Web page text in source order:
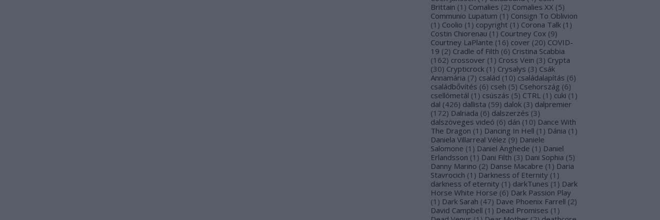
Brittain (1 ) Comalies (2) Comalies XX (5)
Communio Lupatum (1 ) Consign To Oblivion
(1 ) Coolio (1 ) copyright (1 ) Corona Talk (1 )
Costin Chiorenau (1 ) Courtney Cox (9)
Courtney LaPlante (16) cover (20) COVID-
19 (2) Cradle of Filth (6) Cristina Scabbia
(162) crossover (1 ) Cross Vein (3) Crypta
(30) Crypticrock (1 ) Crysalys (3) Csák
Annamária (7) család (10) családalapítás (6)
családbővítés (6) cseh (5) Csehország (6)
csellómetál (1 ) csúszás (5) CTRL (1 ) cuki (1 )
dal (426) dallista (59) dalok (3) dalpremier
(172) Dalriada (6) dalszerzés (3)
dalszöveges videó (6) dán (10) Dance With
The Dragon (1 ) Dancing In Hell (1 ) Dánia (1 )
Daniela Villarreal Vélez (9) Daniele
Salomone (1 ) Daniel Änghede (1 ) Daniel
Erlandsson (1 ) Dani Filth (3) Dani Sophia (5)
Danny Marino (2) Danse Macabre (1 ) Daria
Stavrocich (1 ) Darkness of Eternity (1 )
darkness of eternity (1 ) darkTunes (1 ) Dark
Horse White Horse (6) Dark Passion Play
(1 ) Dark Sarah (47) Dave Phoenix Farrell (2)
David Campbell (1 ) Dead Promises (1 )